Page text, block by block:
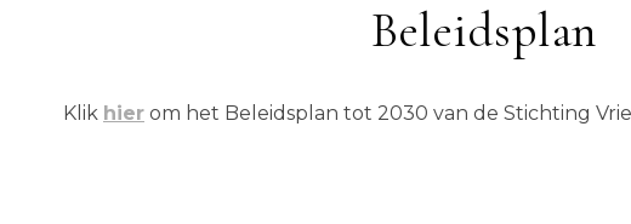
Beleidsplan
Klik hier om het Beleidsplan tot 2030 van de Stichting